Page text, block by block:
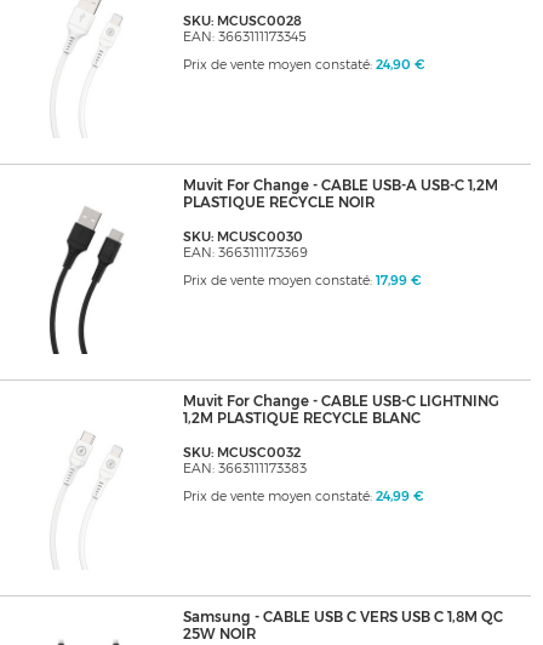
SKU: MCUSC0028
EAN: 3663111173345
Prix de vente moyen constaté: 24,90 €
Muvit For Change - CABLE USB-A USB-C 1,2M
PLASTIQUE RECYCLE NOIR
SKU: MCUSC0030
EAN: 3663111173369
Prix de vente moyen constaté: 17,99 €
Muvit For Change - CABLE USB-C LIGHTNING
1,2M PLASTIQUE RECYCLE BLANC
SKU: MCUSC0032
EAN: 3663111173383
Prix de vente moyen constaté: 24,99 €
Samsung - CABLE USB C VERS USB C 1,8M QC
25W NOIR